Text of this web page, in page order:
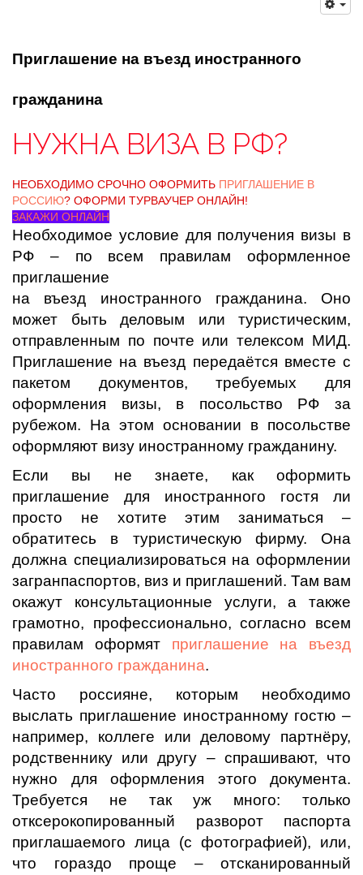
Приглашение на въезд иностранного
гражданина
НУЖНА ВИЗА В РФ?
НЕОБХОДИМО СРОЧНО ОФОРМИТЬ ПРИГЛАШЕНИЕ В
РОССИЮ? ОФОРМИ ТУРВАУЧЕР ОНЛАЙН!
ЗАКАЖИ ОНЛАЙН
Необходимое условие для получения визы в
РФ – по всем правилам оформленное
приглашение
на въезд иностранного гражданина. Оно
может быть деловым или туристическим,
отправленным по почте или телексом МИД.
Приглашение на въезд передаётся вместе с
пакетом документов, требуемых для
оформления визы, в посольство РФ за
рубежом. На этом основании в посольстве
оформляют визу иностранному гражданину.
Если вы не знаете, как оформить
приглашение для иностранного гостя ли
просто не хотите этим заниматься –
обратитесь в туристическую фирму. Она
должна специализироваться на оформлении
загранпаспортов, виз и приглашений. Там вам
окажут консультационные услуги, а также
грамотно, профессионально, согласно всем
правилам оформят приглашение на въезд
иностранного гражданина.
Часто россияне, которым необходимо
выслать приглашение иностранному гостю –
например, коллеге или деловому партнёру,
родственнику или другу – спрашивают, что
нужно для оформления этого документа.
Требуется не так уж много: только
отксерокопированный разворот паспорта
приглашаемого лица (с фотографией), или,
что гораздо проще – отсканированный